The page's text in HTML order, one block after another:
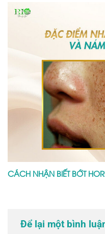
CÁCH NHẬN BIẾT BỚT
Để lại một bình